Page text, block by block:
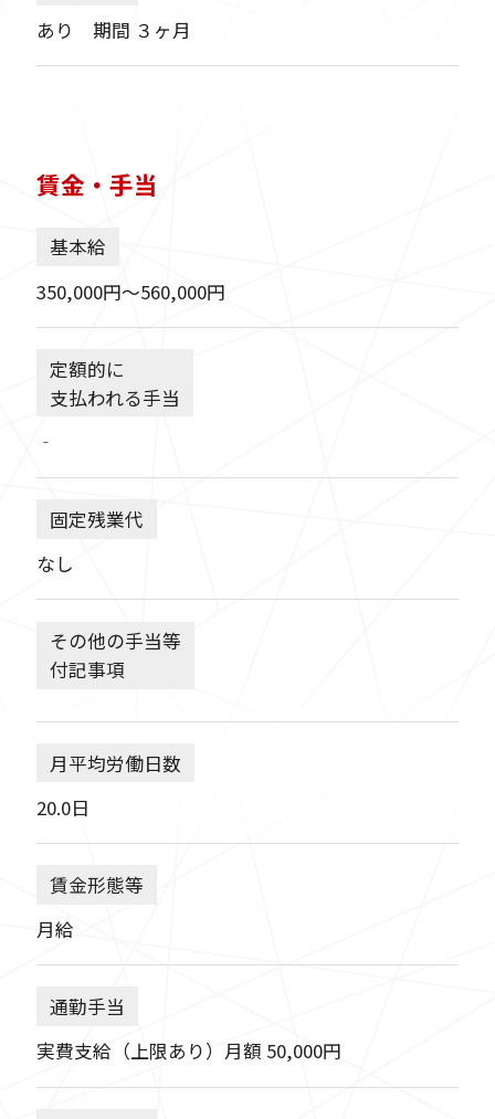
あり 期間 ３ヶ月
賃金・手当
基本給
350,000円〜560,000円
定額的に
支払われる手当
‐
固定残業代
なし
その他の手当等
付記事項
月平均労働日数
20.0日
賃金形態等
月給
通勤手当
実費支給（上限あり）月額 50,000円